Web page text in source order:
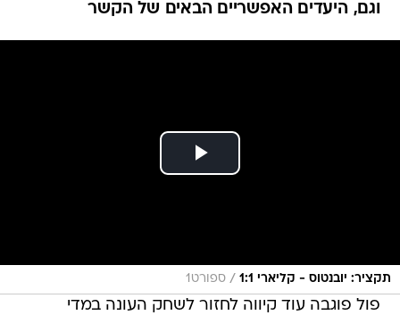
וגם, היעדים האפשריים הבאים של הקשר
תקציר: יובנטוס - קליארי 1:1 / ספורט1
פול פוגבה עוד קיווה לחזור לשחק העונה במדי